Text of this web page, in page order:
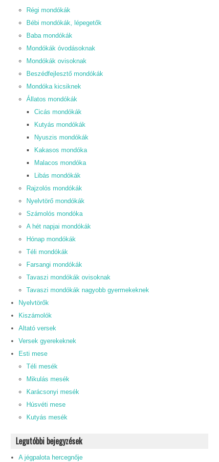
Régi mondókák
Bébi mondókák, lépegetők
Baba mondókák
Mondókák óvodásoknak
Mondókák ovisoknak
Beszédfejlesztő mondókák
Mondóka kicsiknek
Állatos mondókák
Cicás mondókák
Kutyás mondókák
Nyuszis mondókák
Kakasos mondóka
Malacos mondóka
Libás mondókák
Rajzolós mondókák
Nyelvtörő mondókák
Számolós mondóka
A hét napjai mondókák
Hónap mondókák
Téli mondókák
Farsangi mondókák
Tavaszi mondókák ovisoknak
Tavaszi mondókák nagyobb gyermekeknek
Nyelvtörők
Kiszámolók
Altató versek
Versek gyerekeknek
Esti mese
Téli mesék
Mikulás mesék
Karácsonyi mesék
Húsvéti mese
Kutyás mesék
Legutóbbi bejegyzések
A jégpalota hercegnője